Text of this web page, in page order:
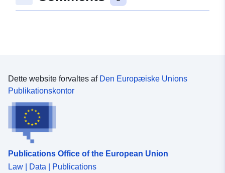
kataloger:
June 2026
e22e68703027
Version info:
Dette website forvaltes af Den Europæiske Unions
Publikationskontor
Publications Office of the European Union
Law | Data | Publications